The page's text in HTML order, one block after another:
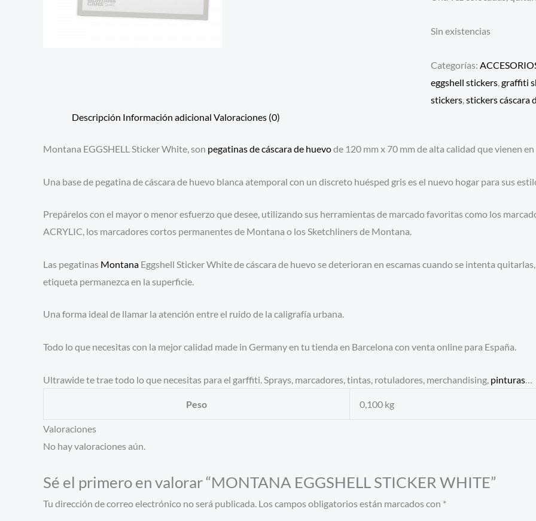
Sin existencias
Categorías:
eggshell stickers,graffiti
stickers,stickers cáscara
Descripción Información adicional Valoraciones (0)
Montana EGGSHELL Sticker White, son pegatinas de cáscara de huevode 120 mm x 70 mm de alta calidad que vienen
Una base de pegatina de cáscara de huevo blanca atemporal con un discreto huésped gris es el nuevo hogar para sus
Prepárelos con el mayor o menor esfuerzo que desee, utilizando sus herramientas de marcado favoritas como los
ACRYLIC, los marcadores cortos permanentes de Montana o los Sketchliners de Montana.
Las pegatinas Montana Eggshell Sticker White de cáscara de huevo se deterioran en escamas cuando se intenta
etiqueta permanezca en la superficie.
Una forma ideal de llamar la atención entre el ruido de la caligrafía urbana.
Todo lo que necesitas con la mejor calidad made in Germany en tu tienda en Barcelona con venta online para España.
Ultrawide te trae todo lo que necesitas para el garffiti. Sprays, marcadores, tintas, rotuladores, merchandising, pinturas
Peso 0,100 kg
Valoraciones
No hay valoraciones aún.
Sé el primero en valorar “MONTANA EGGSHELL STICKER WHITE”
Tu dirección de correo electrónico no será publicada. Los campos obligatorios están marcados con *